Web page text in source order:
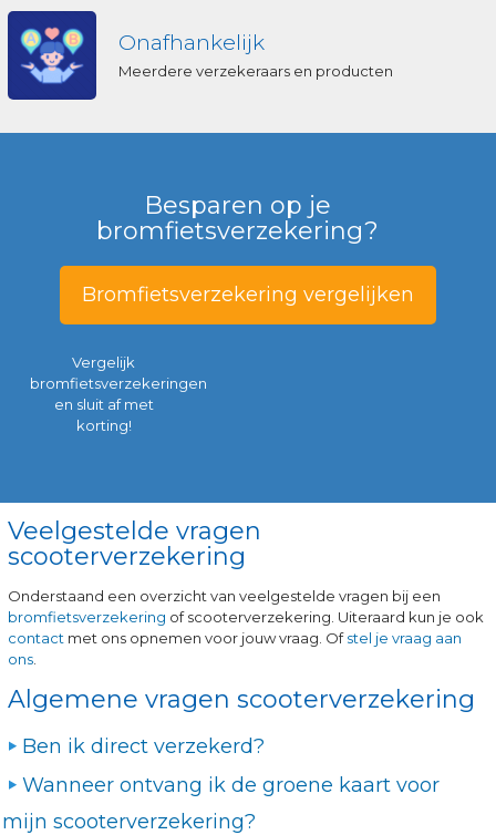
Onafhankelijk
Meerdere verzekeraars en producten
Besparen op je
bromfietsverzekering?
Bromfietsverzekering vergelijken
Vergelijk
bromfietsverzekeringen
en sluit af met
korting!
Veelgestelde vragen
scooterverzekering
Onderstaand een overzicht van veelgestelde vragen bij een
bromfietsverzekering of scooterverzekering. Uiteraard kun je ook
contact met ons opnemen voor jouw vraag. Ofstel je vraag aan
ons
Algemene vragen scooterverzekering
Ben ik direct verzekerd?
Wanneer ontvang ik de groene kaart voor
mijn scooterverzekering?